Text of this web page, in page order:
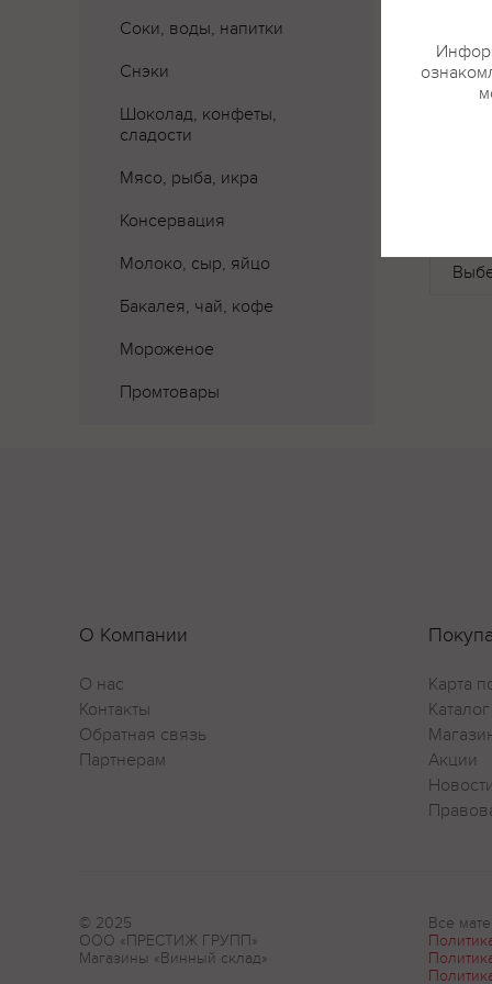
Соки, воды, напитки
Снэки
Шоколад, конфеты,
сладости
Мясо, рыба, икра
Консервация
Молоко, сыр, яйцо
Бакалея, чай, кофе
Мороженое
Промтовары
700
О Компании
О нас
Контакты
Обратная связь
Партнерам
Карта
Каталог
Акции
Новости
© 2025
ООО «ПРЕСТИЖ ГРУПП»
Магазины «Винный склад»
Все